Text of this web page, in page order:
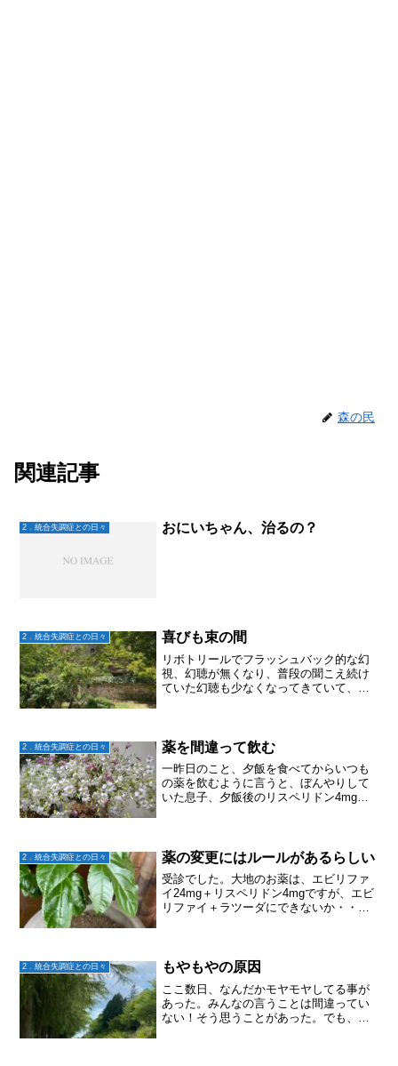
森の民
関連記事
2．統合失調症との日々 おにいちゃん、治るの？
2．統合失調症との日々 喜びも束の間
リボトリールでフラッシュバック的な幻
視、幻聴が無くなり、普段の聞こえ続け
ていた幻聴も少なくなってきていて、
ままだと次の受診でリボトリー...
2．統合失調症との日々 薬を間違って飲む
一昨日のこと、夕飯を食べてからいつも
の薬を飲むように言うと、ぼんやりして
いた息子、夕飯後のリスペリドン4mgだ
ロナセン、夕飯後のリ...
2．統合失調症との日々 薬の変更にはルールがあるらしい
受診でした。大地のお薬は、エビリファ
イ24mg＋リスペリドン4mgですが、エビ
リファイ＋ラツーダにできないか・・・
低下そして、ラツー...
2．統合失調症との日々 もやもやの原因
ここ数日、なんだかモヤモヤしてる事が
あった。みんなの言うことは間違ってい
ない！そう思うことがあった。でも、な